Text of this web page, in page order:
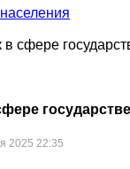
сфере
2025 22:35